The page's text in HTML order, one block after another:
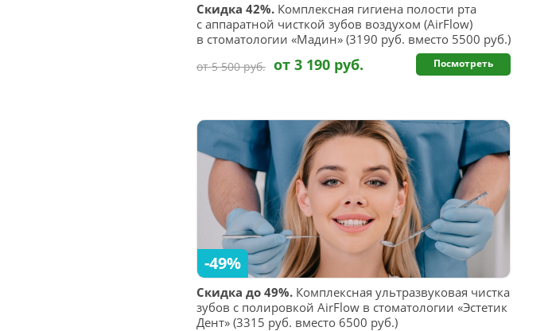
Скидка 42%. Комплексная гигиена полости рта
с аппаратной чисткой зубов воздухом (AirFlow)
в стоматологии «Мадин» (3190 руб. вместо 5500 руб.)
от 5 500 руб. от 3 190 руб. Посмотреть
Скидка до 49%. Комплексная ультразвуковая чистка
зубов с полировкой AirFlow в стоматологии «Эстетик
Дент» (3315 руб. вместо 6500 руб.)
-49%